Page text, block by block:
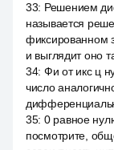
33: Решением
называется
фиксированном
и выглядит оно
34: Фи от икс ц
число
35: 0 равное
посмотрите,